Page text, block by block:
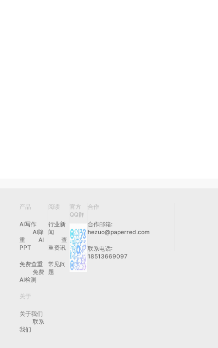
产品
AI写作
AI降
重
AI
PPT
免费查重
免费
AI检测
关于
关于我们
联系
我们
阅读
行业新
闻
查
重资讯
常见问
题
官方
QQ群
合作
合作邮箱:
hezuo@paperred.com
联系电话:
18513669097